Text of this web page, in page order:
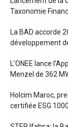
Taxonomie
La BAD accorde
développement
L’ONEE lance
Menzel de 362
Holcim Maroc,
certifiée ESG 1000